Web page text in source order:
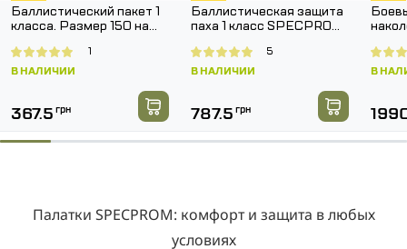
Баллистический пакет 1
класса. Размер 150 на
В НАЛИЧИИ
1
367.5 грн
Баллистическая защита
паха 1 класс SPECPROM.
В НАЛИЧИИ
5
787.5 грн
В
Палатки SPECPROM: комфорт и защита в любых
условиях